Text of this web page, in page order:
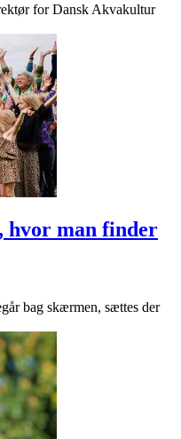
for Dansk Akvakultur
hvor man finder
bag skærmen, sættes der